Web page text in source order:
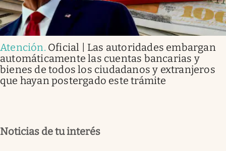
Atención. Oficial | Las autoridades embargan
automáticamente las cuentas bancarias y
bienes de todos los ciudadanos y extranjeros
que hayan postergado este trámite
Noticias de tu interés